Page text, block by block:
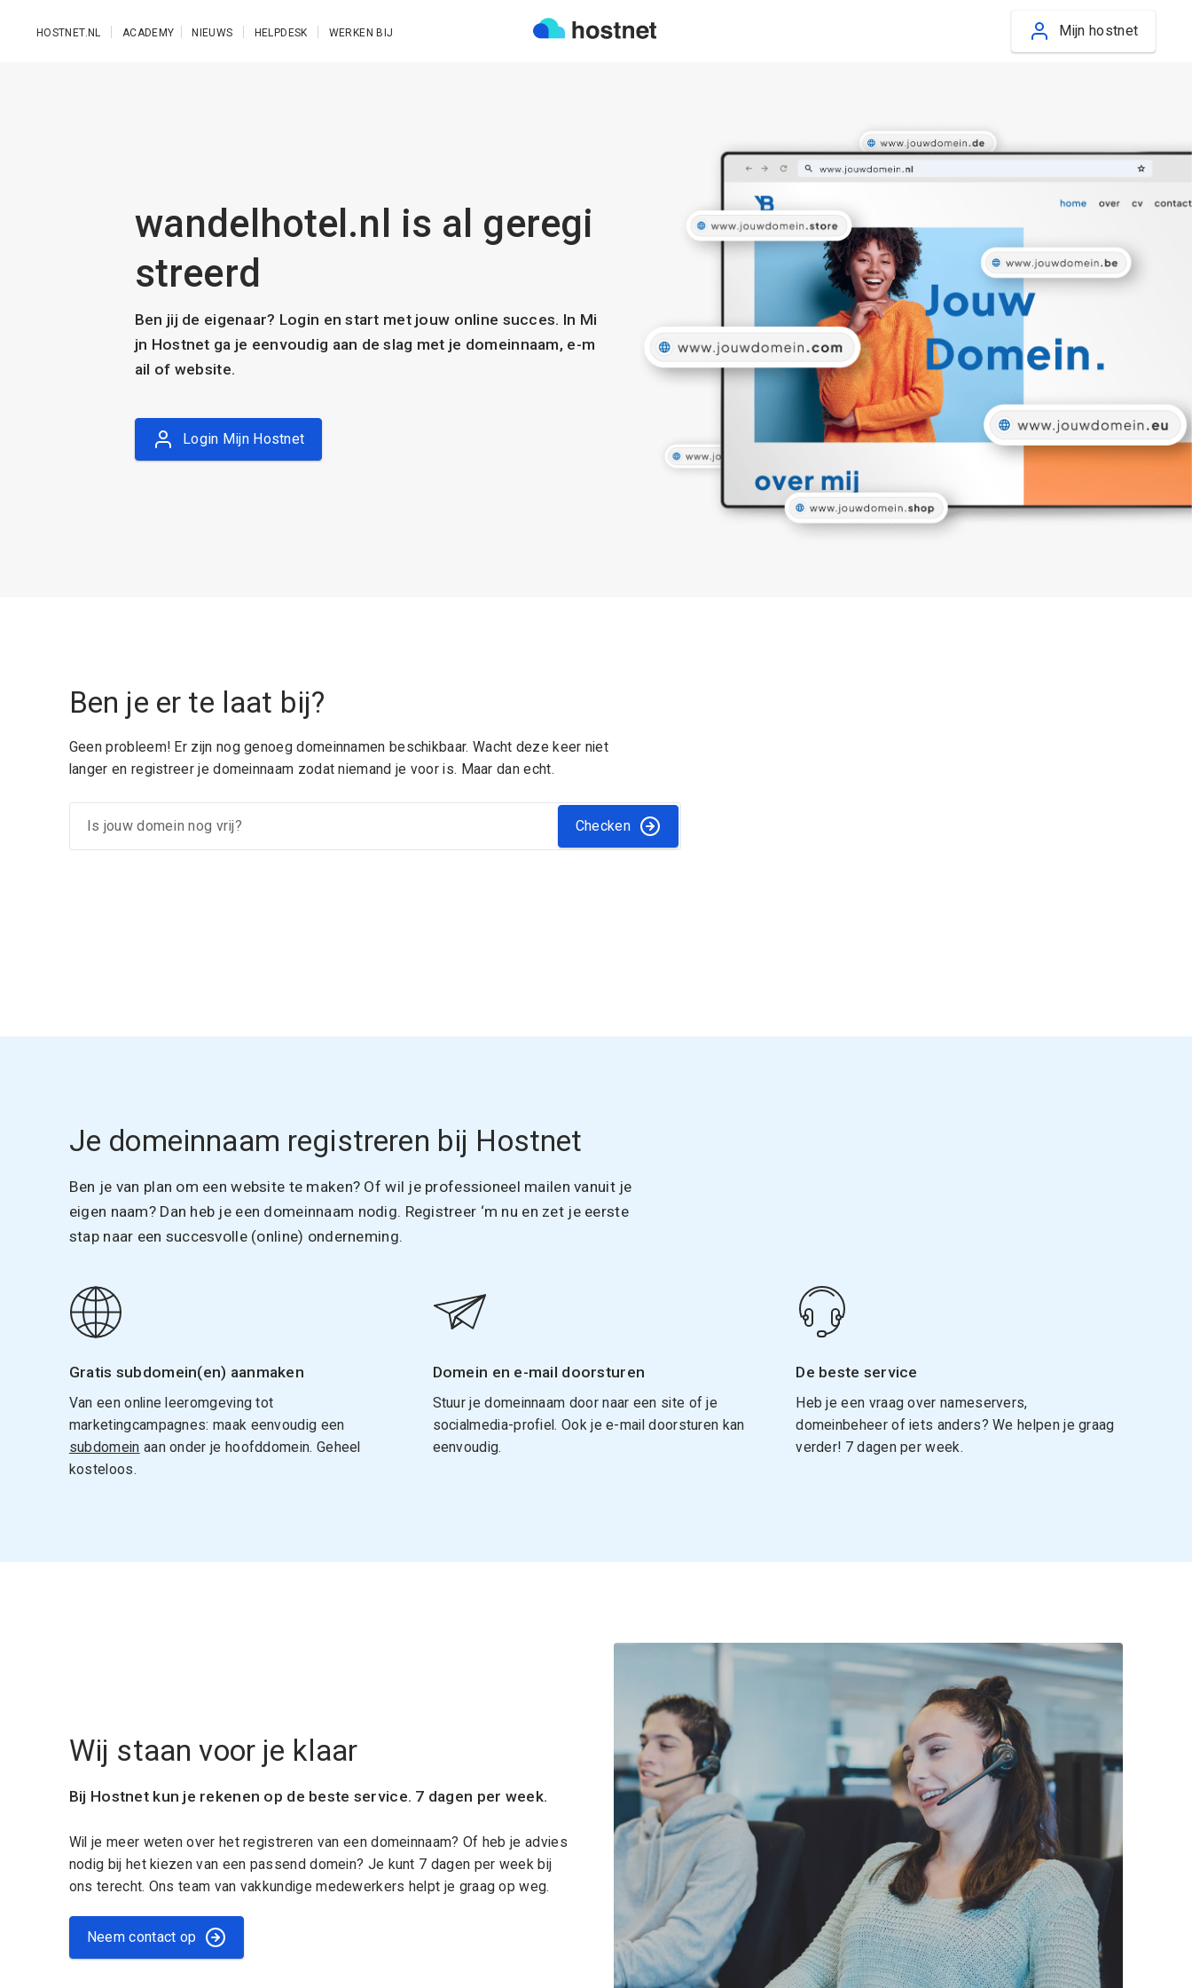
HOSTNET.NL ACADEMY NIEUWS HELPDESK WERKEN BIJ Mijn hostnet
wandelhotel.nl is al geregi
streerd
Ben jij de eigenaar? Login en start met jouw online succes. In Mi
jn Hostnet ga je eenvoudig aan de slag met je domeinnaam, e-m
ail of website.
Login Mijn Hostnet
Ben je er te laat bij?
Geen probleem! Er zijn nog genoeg domeinnamen beschikbaar. Wacht deze keer niet
langer en registreer je domeinnaam zodat niemand je voor is. Maar dan echt.
Checken
Je domeinnaam registreren bij Hostnet
Ben je van plan om een website te maken? Of wil je professioneel mailen vanuit je
eigen naam? Dan heb je een domeinnaam nodig. Registreer ‘m nu en zet je eerste
stap naar een succesvolle (online) onderneming.
Gratis subdomein(en) aanmaken
Van een online leeromgeving tot
marketingcampagnes: maak eenvoudig een
subdomein aan onder je hoofddomein. Geheel
kosteloos.
Domein en e-mail doorsturen
Stuur je domeinnaam door naar een site of je
socialmedia-profiel. Ook je e-mail doorsturen kan
eenvoudig.
De beste service
Heb je een vraag over nameservers,
domeinbeheer of iets anders? We helpen je graag
verder! 7 dagen per week.
Wij staan voor je klaar
Bij Hostnet kun je rekenen op de beste service. 7 dagen per week.
Wil je meer weten over het registreren van een domeinnaam? Of heb je advies
nodig bij het kiezen van een passend domein? Je kunt 7 dagen per week bij
ons terecht. Ons team van vakkundige medewerkers helpt je graag op weg.
Neem contact op